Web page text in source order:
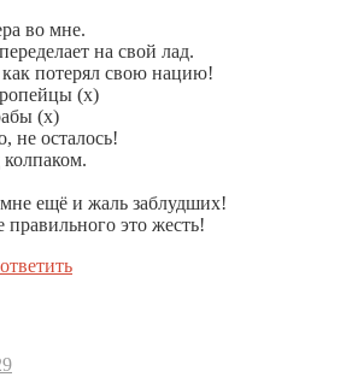
во мне.
на свой лад.
потерял свою нацию!
(х)
(х)
не осталось!
ещё и жаль заблудших!
правильного это жесть!